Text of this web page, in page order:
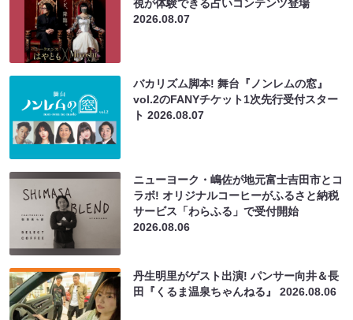
視が体験できる占いコンテンツ登場
2026.08.07
バカリズム脚本! 舞台『ノンレムの窓』
vol.2のFANYチケット1次先行受付スター
ト2026.08.07
ニューヨーク・嶋佐が地元富士吉田市とコ
ラボ! オリジナルコーヒーがふるさと納税
サービス「わらふる」で受付開始
2026.08.06
丹生明里がゲスト出演! パンサー向井＆長
田『くるま温泉ちゃんねる』2026.08.06